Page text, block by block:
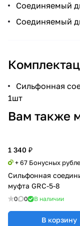
Соединяемый
Соединяемый
Сильфонная
1шт
Вам также
1 340 ₽
+ 67 Бонусных
Сильфонная
муфта GRC-5-8
0 0 В наличии
В корзину